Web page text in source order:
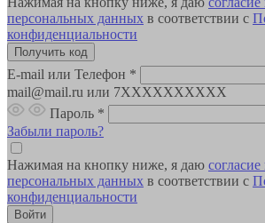
персональных данных в соответствии с
конфиденциальности
E-mail или Телефон *
mail@mail.ru или 7XXXXXXXXXX
Пароль *
Забыли пароль?
Нажимая на кнопку ниже, я даю
персональных данных в соответствии с
конфиденциальности